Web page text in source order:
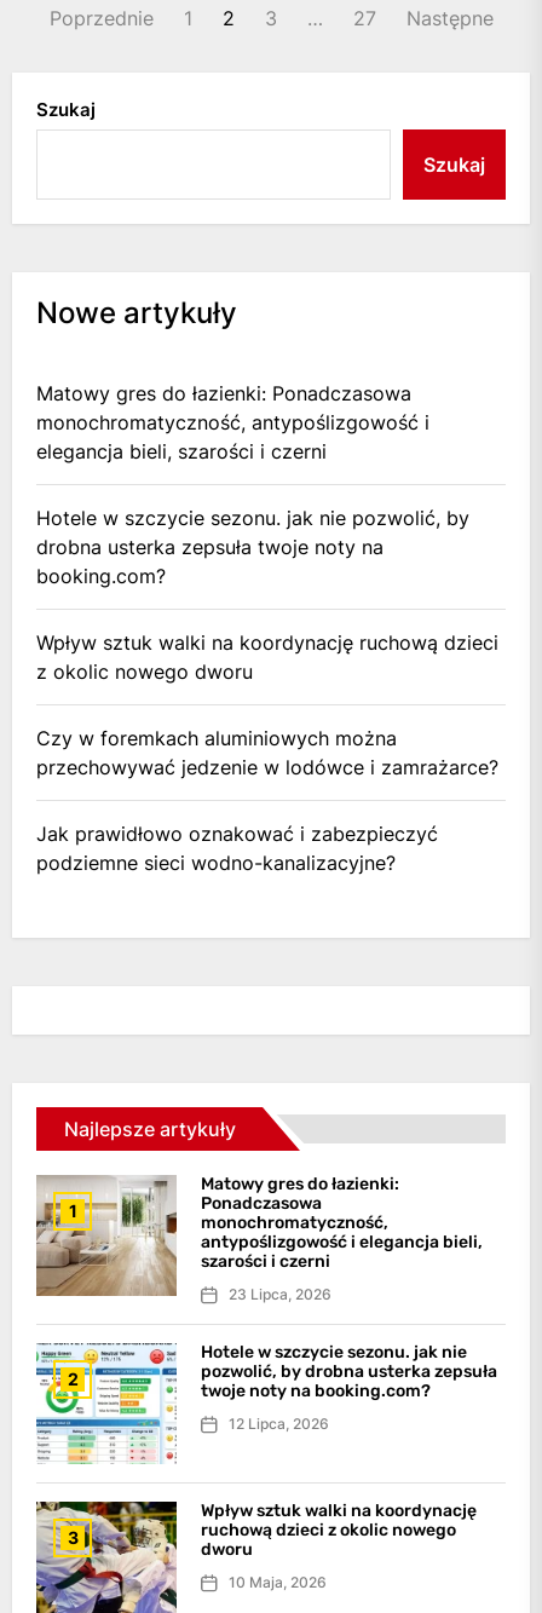
Stronicowanie
Poprzednie 1 2 3 … 27 Następne
Szukaj
Szukaj
Nowe artykuły
Matowy gres do łazienki: Ponadczasowa
monochromatyczność, antypoślizgowość i
elegancja bieli, szarości i czerni
Hotele w szczycie sezonu. jak nie pozwolić, by
drobna usterka zepsuła twoje noty na
booking.com?
Wpływ sztuk walki na koordynację ruchową dzieci
z okolic nowego dworu
Czy w foremkach aluminiowych można
przechowywać jedzenie w lodówce i zamrażarce?
Jak prawidłowo oznakować i zabezpieczyć
podziemne sieci wodno-kanalizacyjne?
Najlepsze artykuły
1
Matowy gres do łazienki:
Ponadczasowa
monochromatyczność,
antypoślizgowość i elegancja bieli,
szarości i czerni
23 Lipca, 2026
2
Hotele w szczycie sezonu. jak nie
pozwolić, by drobna usterka zepsuła
twoje noty na booking.com?
12 Lipca, 2026
3
Wpływ sztuk walki na koordynację
ruchową dzieci z okolic nowego
dworu
10 Maja, 2026